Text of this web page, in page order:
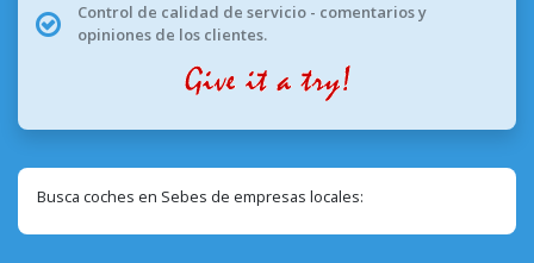
Control de calidad de servicio - comentarios y
opiniones de los clientes.
Busca coches en Sebes de empresas locales: